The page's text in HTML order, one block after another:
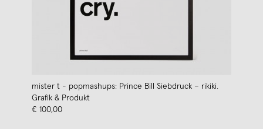
mister t - popmashups: Prince Bill Siebdruck – rikiki.
Grafik & Produkt
€ 100,00